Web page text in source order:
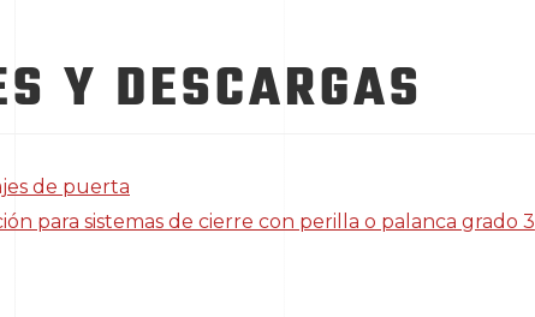
Y DESCARGAS
de puerta
para sistemas de cierre con perilla o palanca grado 3